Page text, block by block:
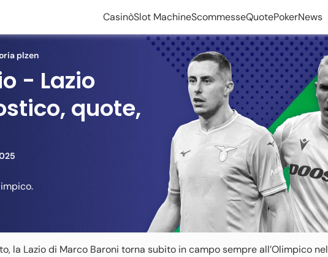
CasinòSlot MachineScommesseQuotePokerNews
plzen
- Lazio
quote,
la Lazio di Marco Baroni torna subito in campo sempre all’Olimpico nel